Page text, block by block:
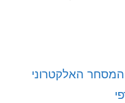
האלקטרוני